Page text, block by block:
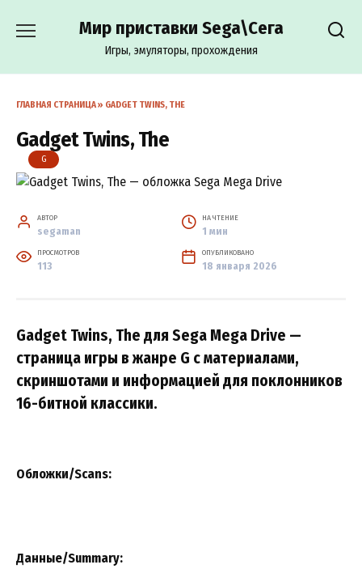
Мир приставки Sega\Сега
Игры, эмуляторы, прохождения
ГЛАВНАЯ СТРАНИЦА» GADGET TWINS, THE
Gadget Twins, The
G
АВТОР
segaman
НА ЧТЕНИЕ
1 мин
ПРОСМОТРОВ
113
ОПУБЛИКОВАНО
18 января 2026
Gadget Twins, The для Sega Mega Drive —
страница игры в жанре G с материалами,
скриншотами и информацией для поклонников
16-битной классики.
Обложки/Scans:
Данные/Summary: